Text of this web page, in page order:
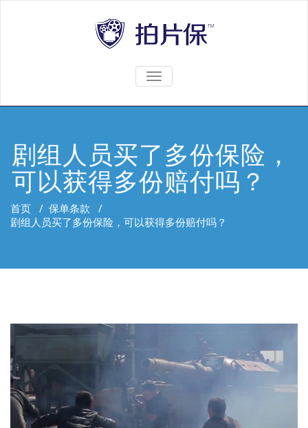
TOGGLE
剧组人员买了多份保险，
可以获得多份赔付吗？
首页 / 保单条款 /
剧组人员买了多份保险，可以获得多份赔付吗？